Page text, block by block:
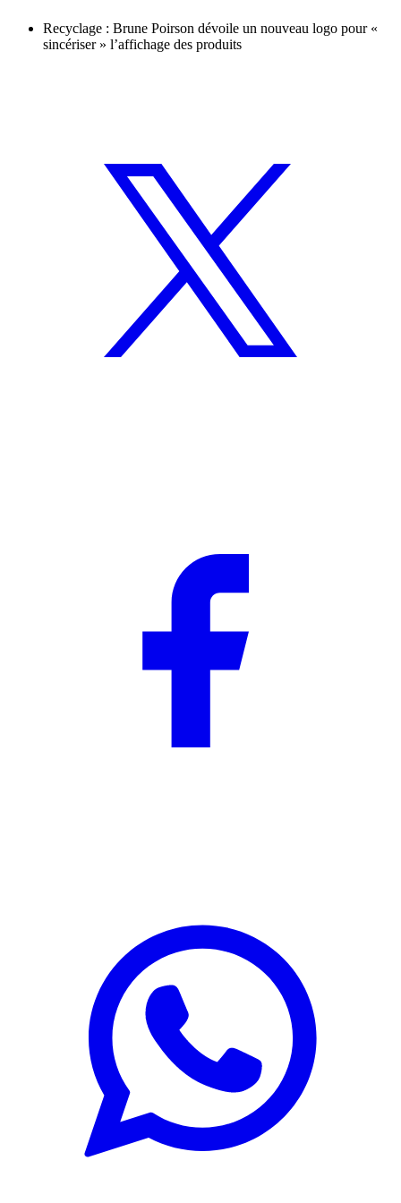
Recyclage : Brune Poirson dévoile un nouveau logo pour «
sincériser » l’affichage des produits